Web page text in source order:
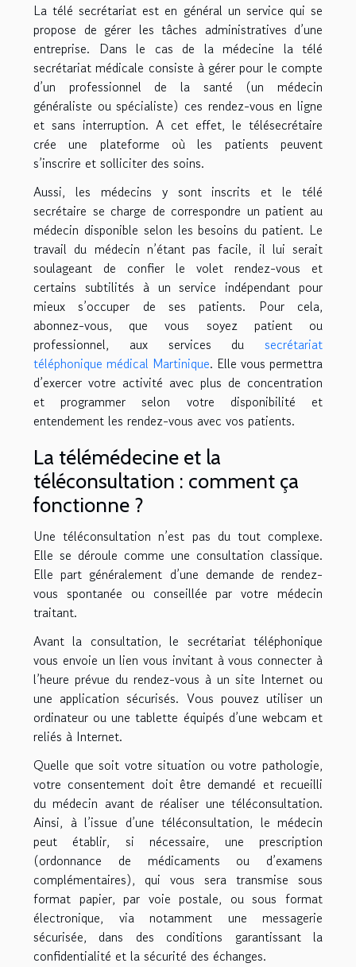
La télé secrétariat est en général un service qui se
propose de gérer les tâches administratives d’une
entreprise. Dans le cas de la médecine la télé
secrétariat médicale consiste à gérer pour le compte
d’un professionnel de la santé (un médecin
généraliste ou spécialiste) ces rendez-vous en ligne
et sans interruption. A cet effet, le télésecrétaire
crée une plateforme où les patients peuvent
s’inscrire et solliciter des soins.
Aussi, les médecins y sont inscrits et le télé
secrétaire se charge de correspondre un patient au
médecin disponible selon les besoins du patient. Le
travail du médecin n’étant pas facile, il lui serait
soulageant de confier le volet rendez-vous et
certains subtilités à un service indépendant pour
mieux s’occuper de ses patients. Pour cela,
abonnez-vous, que vous soyez patient ou
professionnel, aux services du secrétariat
téléphonique médical Martinique. Elle vous permettra
d’exercer votre activité avec plus de concentration
et programmer selon votre disponibilité et
entendement les rendez-vous avec vos patients.
La télémédecine et la
téléconsultation : comment ça
fonctionne ?
Une téléconsultation n’est pas du tout complexe.
Elle se déroule comme une consultation classique.
Elle part généralement d’une demande de rendez-
vous spontanée ou conseillée par votre médecin
traitant.
Avant la consultation, le secrétariat téléphonique
vous envoie un lien vous invitant à vous connecter à
l’heure prévue du rendez-vous à un site Internet ou
une application sécurisés. Vous pouvez utiliser un
ordinateur ou une tablette équipés d’une webcam et
reliés à Internet.
Quelle que soit votre situation ou votre pathologie,
votre consentement doit être demandé et recueilli
du médecin avant de réaliser une téléconsultation.
Ainsi, à l’issue d’une téléconsultation, le médecin
peut établir, si nécessaire, une prescription
(ordonnance de médicaments ou d’examens
complémentaires), qui vous sera transmise sous
format papier, par voie postale, ou sous format
électronique, via notamment une messagerie
sécurisée, dans des conditions garantissant la
confidentialité et la sécurité des échanges.